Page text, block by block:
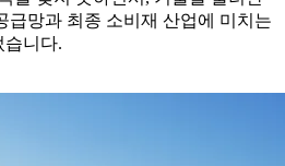
급망과 최종 소비재 산업에 미치는
습니다.